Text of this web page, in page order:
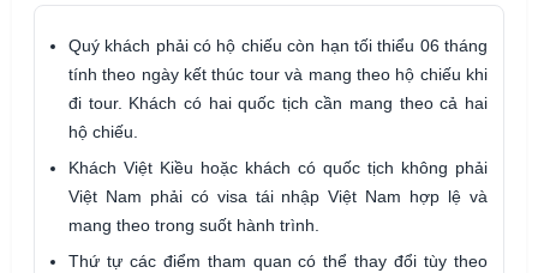
Quý khách phải có hộ chiếu còn hạn tối thiểu 06 tháng
tính theo ngày kết thúc tour và mang theo hộ chiếu khi
đi tour. Khách có hai quốc tịch cần mang theo cả hai
hộ chiếu.
Khách Việt Kiều hoặc khách có quốc tịch không phải
Việt Nam phải có visa tái nhập Việt Nam hợp lệ và
mang theo trong suốt hành trình.
Thứ tự các điểm tham quan có thể thay đổi tùy theo